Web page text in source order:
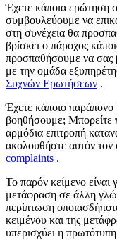
Έχετε κάποια ερώτηση
συμβουλεύουμε να
στη συνέχεια θα
βρίσκει ο πάροχος
προσπαθήσουμε να σας
με την ομάδα
Συχνών Ερωτήσεων .
Έχετε κάποιο
βοηθήσουμε; Μπορείτε
αρμόδια επιτροπή
ακολουθήστε αυτόν
complaints .
Το παρόν κείμενο
μετάφραση σε άλλη
περίπτωση
κειμένου και της
υπερισχύει η